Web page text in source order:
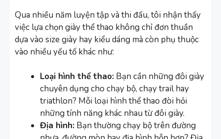
Qua nhiều năm luyện tập và thi đấu, tôi nhận thấy
việc lựa chọn giày thể thao không chỉ đơn thuần
dựa vào size giày hay kiểu dáng mà còn phụ thuộc
vào nhiều yếu tố khác như:
Loại hình thể thao: Bạn cần những đôi giày
chuyên dụng cho chạy bộ, chạy trail hay
triathlon? Mỗi loại hình thể thao đòi hỏi
những tính năng khác nhau từ đôi giày.
Địa hình: Bạn thường chạy bộ trên đường